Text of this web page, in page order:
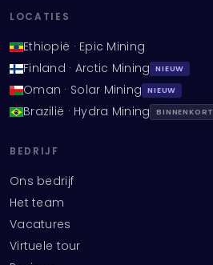
LOCATIES
Ethiopië · Epic Mining
Finland · Arctic Mining
NIEUW
Oman · Solar Mining NIEUW
Brazilië · Hydra Mining BINNENKORT
BEDRIJF
Ons bedrijf
Het team
Vacatures
Virtuele tour